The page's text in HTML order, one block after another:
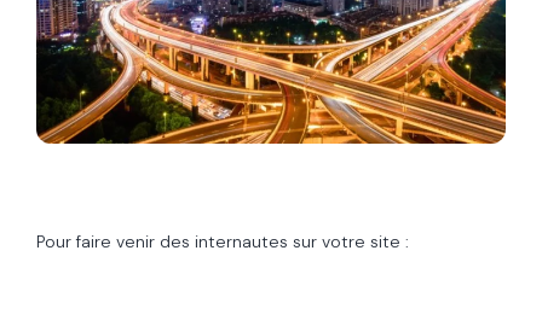
Pour faire venir des internautes sur votre site :